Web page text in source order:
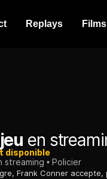
Replays Films
en
disponible
streaming
Policier
Frank Conner